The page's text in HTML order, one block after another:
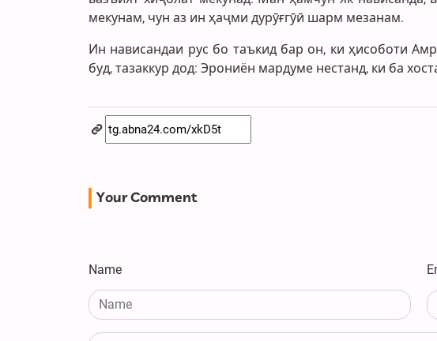
мекунам, чун аз ин ҳаҷми дурӯғгӯӣ шарм мезанам.
Ин нависандаи рус бо таъкид бар он, ки ҳисоботи
буд, тазаккур дод: Эрониён мардуме нестанд, ки ба
Your Comment
Name